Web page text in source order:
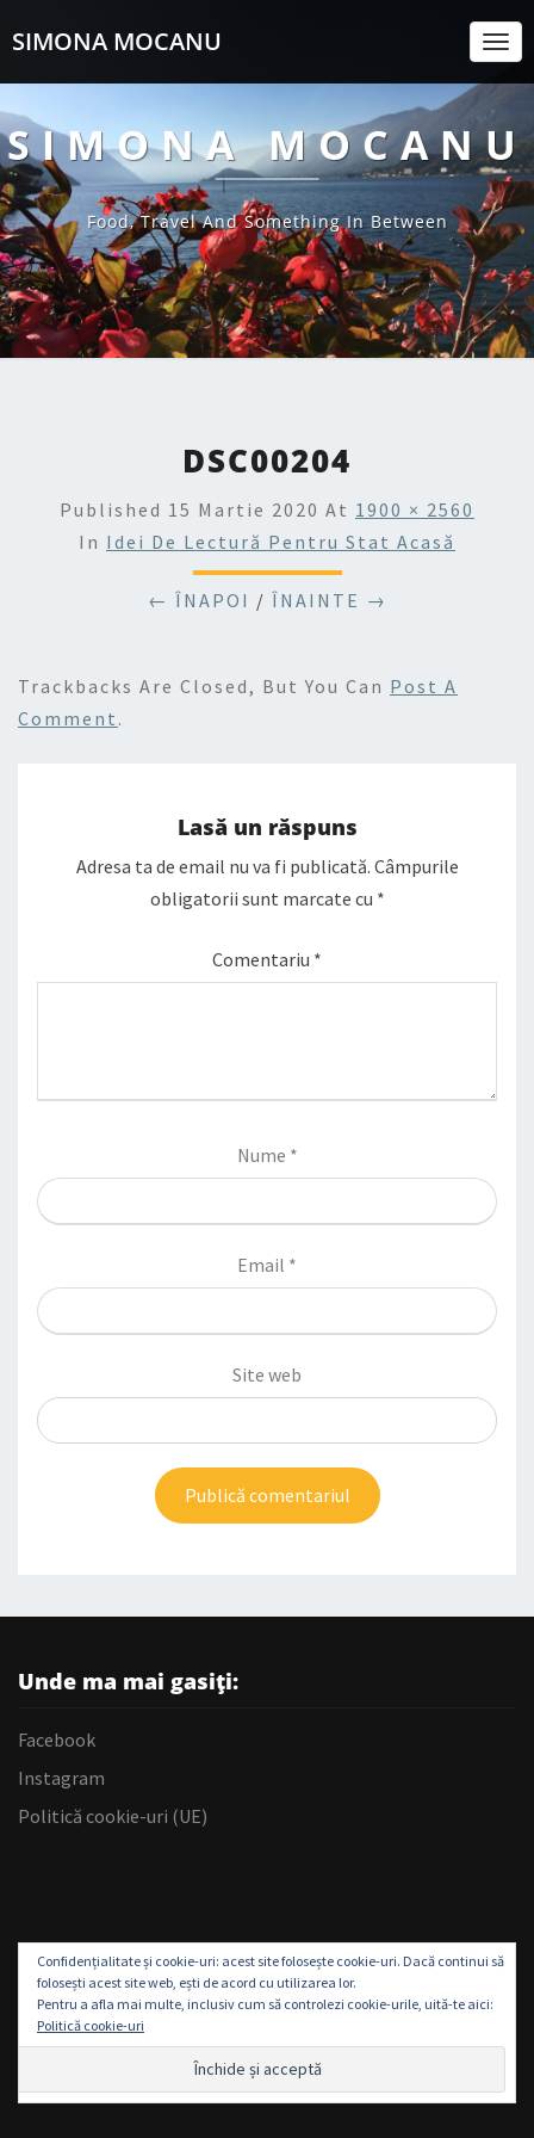
SIMONA MOCANU
SIMONA MOCANU
Food, Travel And Something In Between
DSC00204
Published 15 Martie 2020 At 1900 × 2560
In Idei De Lectură Pentru Stat Acasă
← ÎNAPOI / ÎNAINTE →
Trackbacks Are Closed, But You Can Post A
Comment .
Lasă un răspuns
Adresa ta de email nu va fi publicată. Câmpurile
obligatorii sunt marcate cu *
Comentariu *
Nume *
Email *
Site web
Unde ma mai gasiți:
Facebook
Instagram
Politică cookie-uri (UE)
Confidențialitate și cookie-uri: acest site folosește cookie-uri. Dacă continui să
folosești acest site web, ești de acord cu utilizarea lor.
Pentru a afla mai multe, inclusiv cum să controlezi cookie-urile, uită-te aici:
Politică cookie-uri